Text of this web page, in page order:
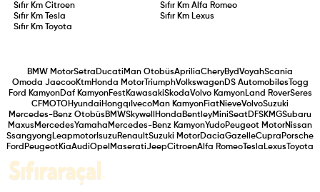
Sıfır KmCitroen Sıfır Km Alfa Romeo
Sıfır Km
Tesla Sıfır Km Lexus
Sıfır Km
Toyota
BMW MotorSetra Ducati Man OtobüsApriliaCheryBydVoyahScania
Omoda JaecooKtmHonda MotorTriumphVolkswagenDS Automobiles Togg
Ford KamyonDaf KamyonFestKawasakiSkodaVolvo KamyonLand RoverSeres
CFMOTOHyundai Hongqı IvecoMan KamyonFiatNieveVolvoSuzuki
Mercedes-Benz Otobüs BMWSkywell Honda BentleyMiniSeatDFSKMGSubaru
Maxus MercedesYamaha Mercedes-Benz KamyonYudoPeugeot MotorNissan
Ssangyong Leapmotor IsuzuRenaultSuzuki MotorDaciaGazelleCupra Porsche
Ford PeugeotKiaAudiOpel MaseratiJeepCitroenAlfa Romeo Tesla Lexus Toyota